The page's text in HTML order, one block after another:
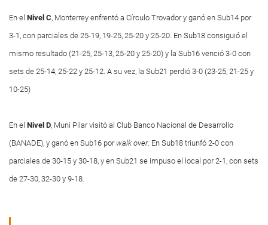
En el Nivel C, Monterrey enfrentó a Círculo Trovador y ganó en Sub14 por
3-1, con parciales de 25-19, 19-25, 25-20 y 25-20. En Sub18 consiguió el
mismo resultado (21-25, 25-13, 25-20 y 25-20) y la Sub16 venció 3-0 con
sets de 25-14, 25-22 y 25-12. A su vez, la Sub21 perdió 3-0 (23-25, 21-25 y
10-25)
En el Nivel D, Muni Pilar visitó al Club Banco Nacional de Desarrollo
(BANADE), y ganó en Sub16 por walk over. En Sub18 triunfó 2-0 con
parciales de 30-15 y 30-18, y en Sub21 se impuso el local por 2-1, con sets
de 27-30, 32-30 y 9-18.